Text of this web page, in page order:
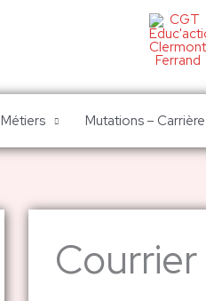
Métiers Mutations – Carrière